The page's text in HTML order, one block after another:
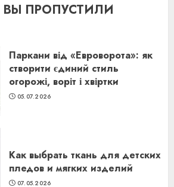
ПРОПУСТИЛИ
Паркани від «Евроворота»: як
створити єдиний стиль
огорожі, воріт і хвіртки
05.07.2026
Как выбрать ткань для детских
пледов и мягких изделий
07.05.2026